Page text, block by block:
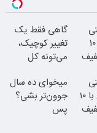
پلک بالا با ۱۰
گاهی فقط یک
تغییر کوچیک،
می‌تونه کل
کنه
پلک پایین با ۱۰
میخوای ده سال
جوون‌تر بشی؟
پس